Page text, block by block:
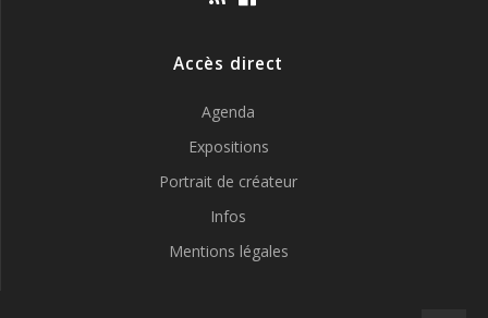
Accès direct
Agenda
Expositions
Portrait de créateur
Infos
Mentions légales